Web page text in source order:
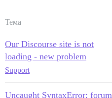
Тема
Our Discourse site is not
loading - new problem
Support
Uncaught SyntaxError: forum